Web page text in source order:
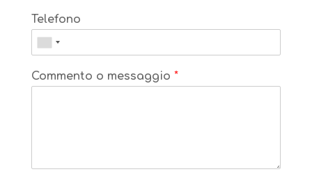
Telefono
Commento o messaggio *